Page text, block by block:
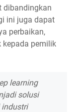
dibandingkan
ini juga dapat
perbaikan,
kepada pemilik
learning
solusi